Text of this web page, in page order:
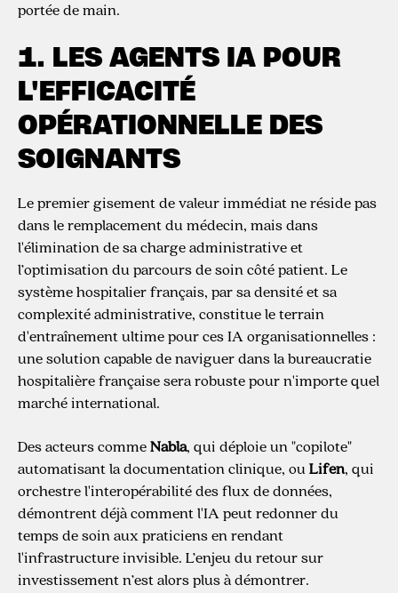
portée de main.
1. LES AGENTS IA POUR
L'EFFICACITÉ
OPÉRATIONNELLE DES
SOIGNANTS
Le premier gisement de valeur immédiat ne réside pas
dans le remplacement du médecin, mais dans
l'élimination de sa charge administrative et
l’optimisation du parcours de soin côté patient. Le
système hospitalier français, par sa densité et sa
complexité administrative, constitue le terrain
d'entraînement ultime pour ces IA organisationnelles :
une solution capable de naviguer dans la bureaucratie
hospitalière française sera robuste pour n'importe quel
marché international.
Des acteurs commeNabla, qui déploie un "copilote"
automatisant la documentation clinique, ouLifen, qui
orchestre l'interopérabilité des flux de données,
démontrent déjà comment l'IA peut redonner du
temps de soin aux praticiens en rendant
l'infrastructure invisible. L’enjeu du retour sur
investissement n’est alors plus à démontrer.